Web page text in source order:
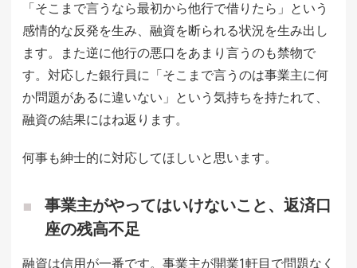
「そこまで言うなら最初から他行で借りたら」という
感情的な反発を生み、融資を断られる状況を生み出し
ます。また逆に他行の悪口をあまり言うのも禁物で
す。対応した銀行員に「そこまで言うのは事業主に何
か問題があるに違いない」という気持ちを持たれて、
融資の結果にはね返ります。
何事も紳士的に対応してほしいと思います。
事業主がやってはいけないこと、返済口
座の残高不足
融資は信用が一番です。事業主が開業1軒目で問題なく